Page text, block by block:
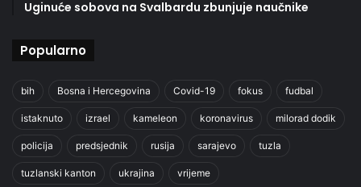
Uginuće sobova na Svalbardu zbunjuje naučnike
Popularno
bih Bosna i Hercegovina Covid-19 fokus fudbal
istaknuto izrael kameleon koronavirus milorad dodik
policija predsjednik rusija sarajevo tuzla
tuzlanski kanton ukrajina vrijeme